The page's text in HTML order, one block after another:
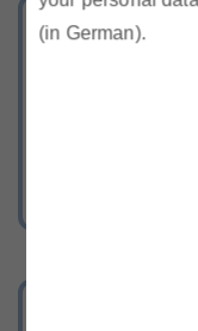
(in German).